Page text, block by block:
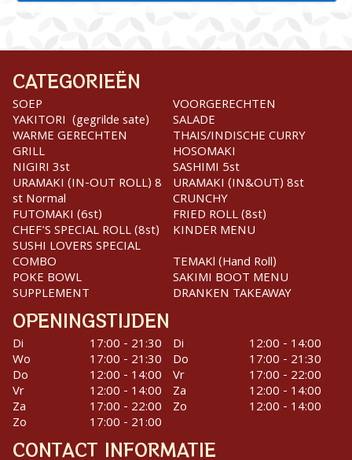
CATEGORIEËN
SOEP VOORGERECHTEN
YAKITORI (gegrilde sate) SALADE
WARME GERECHTEN THAIS/INDISCHE CURRY
GRILL HOSOMAKI
NIGIRI 3st SASHIMI 5st
URAMAKI (IN-OUT ROLL) 8
st Normal
URAMAKI (IN&OUT) 8st
CRUNCHY
FUTOMAKI (6st) FRIED ROLL (8st)
CHEF'S SPECIAL ROLL (8st) KINDER MENU
SUSHI LOVERS SPECIAL
COMBO TEMAKl (Hand Roll)
POKE BOWL SAKIMI BOOT MENU
SUPPLEMENT DRANKEN TAKEAWAY
OPENINGSTIJDEN
Di 17:00 - 21:30 Di 12:00 - 14:00
Wo 17:00 - 21:30 Do 17:00 - 21:30
Do 12:00 - 14:00 Vr 17:00 - 22:00
Vr 12:00 - 14:00 Za 12:00 - 14:00
Za 17:00 - 22:00 Zo 12:00 - 14:00
Zo 17:00 - 21:00
CONTACT INFORMATIE